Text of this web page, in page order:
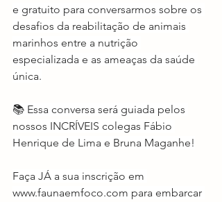
e gratuito para conversarmos sobre os
desafios da reabilitação de animais
marinhos entre a nutrição
especializada e as ameaças da saúde
única.
📚 Essa conversa será guiada pelos
nossos INCRÍVEIS colegas Fábio
Henrique de Lima e Bruna Maganhe!
Faça JÁ a sua inscrição em
www.faunaemfoco.com para embarcar